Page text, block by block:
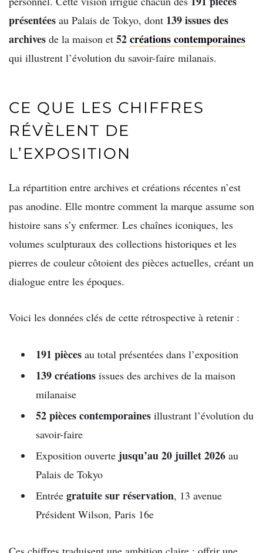
présentées au Palais de Tokyo, dont 139 issues des
archives de la maison et 52créations contemporaines
qui illustrent l’évolution du savoir-faire milanais.
CE QUE LES CHIFFRES
RÉVÈLENT DE
L’EXPOSITION
La répartition entre archives et créations récentes n’est
pas anodine. Elle montre comment la marque assume son
histoire sans s’y enfermer. Les chaînes iconiques, les
volumes sculpturaux des collections historiques et les
pierres de couleur côtoient des pièces actuelles, créant un
dialogue entre les époques.
Voici les données clés de cette rétrospective à retenir :
191 pièces au total présentées dans l’exposition
139 créations issues des archives de la maison
milanaise
52 pièces contemporaines illustrant l’évolution du
savoir-faire
Exposition ouverte jusqu’au 20 juillet 2026 au
Palais de Tokyo
Entrée gratuite sur réservation, 13 avenue
Président Wilson, Paris 16e